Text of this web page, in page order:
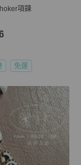
項鍊
免運